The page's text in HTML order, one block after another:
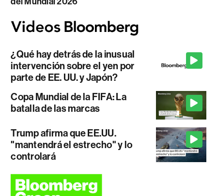
¿Qué hay detrás de la inusual
intervención sobre el yen por
parte de EE. UU. y Japón?
Copa Mundial de la FIFA: La
batalla de las marcas
Trump afirma que EE.UU.
"mantendrá el estrecho" y lo
controlará